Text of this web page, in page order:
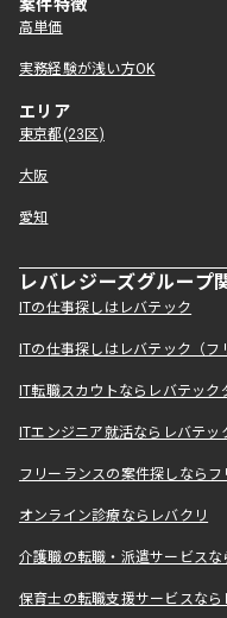
案件特徴
高単価
実務経験が浅い方OK
エリア
東京都(23区)
大阪
愛知
レバレジーズグループ
ITの仕事探しはレバテック
ITの仕事探しはレバテック（フ
IT転職スカウトならレバテック
ITエンジニア就活ならレバテッ
フリーランスの案件探しならフ
オンライン診療ならレバクリ
介護職の転職・派遣サービス
保育士の転職支援サービスなら